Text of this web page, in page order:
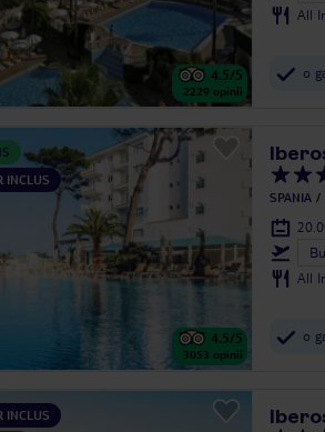
4.5/5
2229 opinii
All
o
INCLUS
4.5/5
3053 opinii
SPANIA
All
o
INCLUS